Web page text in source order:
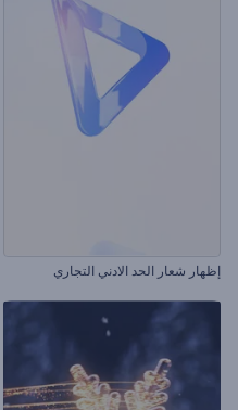
إظهار شعار الحد الادني التجاري